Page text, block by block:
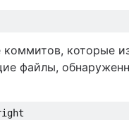
которые
файлы,